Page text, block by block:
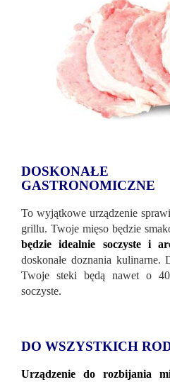
GASTRONOMICZNE
To wyjątkowe urządzenie
grillu. Twoje mięso będzie
będzie idealnie soczyste i
doskonałe doznania kulinarne.
Twoje steki będą nawet o
soczyste.
DO WSZYSTKICH
Urządzenie do rozbijania